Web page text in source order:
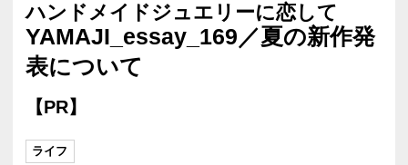
ハンドメイドジュエリーに恋して
YAMAJI_essay_169／夏の新作発
表について
【PR】
ライフ